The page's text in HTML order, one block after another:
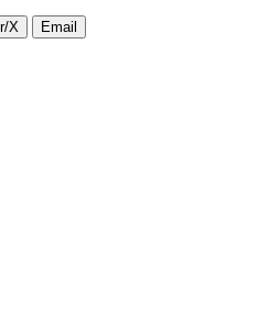
X Email